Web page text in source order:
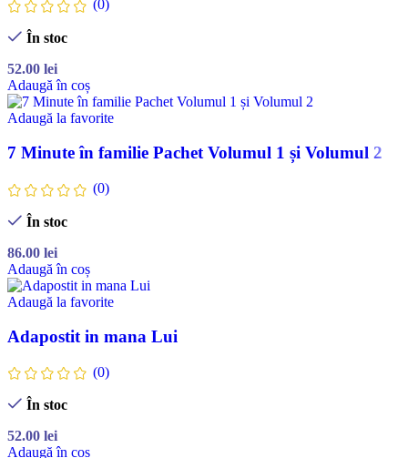
(0)
În stoc
52.00 lei
Adaugă în coș
Adaugă la favorite
7 Minute în familie Pachet Volumul 1 și Volumul 2
(0)
În stoc
86.00 lei
Adaugă în coș
Adaugă la favorite
Adapostit in mana Lui
(0)
În stoc
52.00 lei
Adaugă în coș